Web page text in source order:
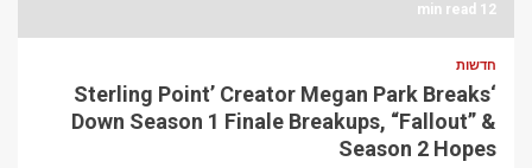
12 min read
חדשות
‘Sterling Point’ Creator Megan Park Breaks
Down Season 1 Finale Breakups, “Fallout” &
Season 2 Hopes